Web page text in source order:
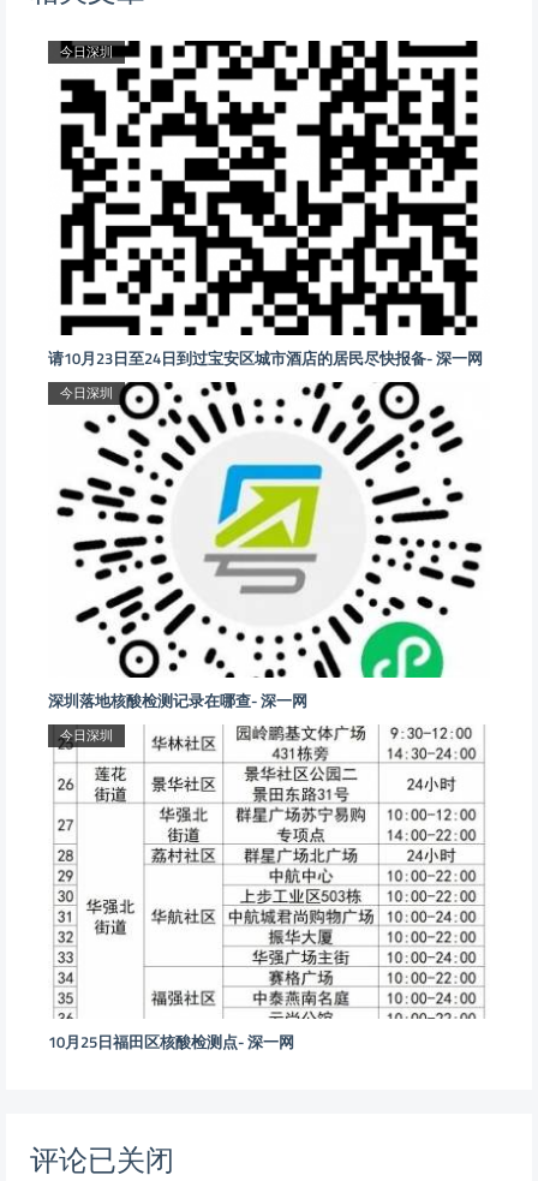
今日深圳
请10月23日至24日到过宝安区城市酒店的居民尽快报备- 深一网
今日深圳
深圳落地核酸检测记录在哪查- 深一网
今日深圳
10月25日福田区核酸检测点- 深一网
评论已关闭